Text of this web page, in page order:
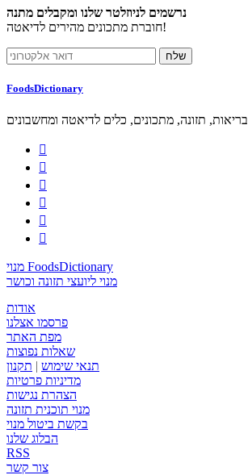
נרשמים לניוזלטר שלנו ומקבלים מתנה
חוברת מתכונים מהירים לדיאטה!
FoodsDictionary
בריאות, תזונה, מתכונים, כלים לדיאטה ומחשבונים






מנוי FoodsDictionary
מנוי ליועצי תזונה וכושר
אודות
פרסמו אצלנו
מפת האתר
שאלות נפוצות
תנאי שימוש | תקנון
מדיניות פרטיות
הצהרת נגישות
מנוי תוכנית תזונה
בקשת ביטול מנוי
הבלוג שלנו
RSS
צור קשר